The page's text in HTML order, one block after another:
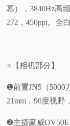
幕），3840Hz高
272，450ppi。全
⭐【相机部分】
❶前置JN5（5000
21mm，90度视野
❷主摄豪威OV50E